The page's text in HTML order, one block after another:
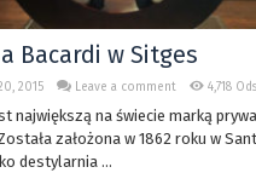
Bacardi w Sitges
2015 Leave a comment 4,718
największą na świecie marką
założona w 1862 roku w
destylarnia ...